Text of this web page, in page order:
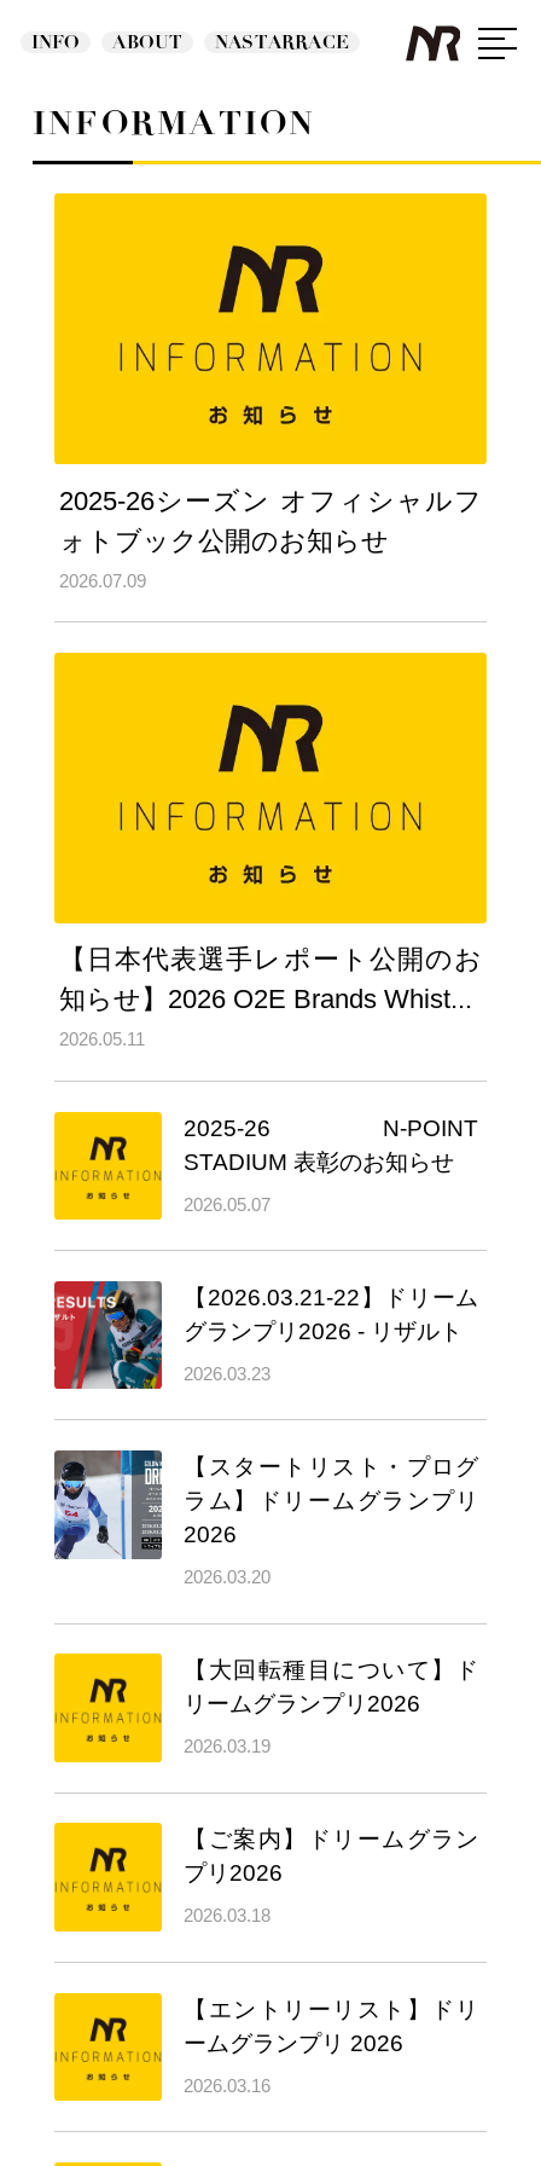
INFO ABOUT NASTARRACE
INFORMATION
2025-26シーズン オフィシャルフ
ォトブック公開のお知らせ
2026.07.09
【日本代表選手レポート公開のお
知らせ】2026 O2E Brands Whist...
2026.05.11
2025-26 N-POINT
STADIUM 表彰のお知らせ
2026.05.07
【2026.03.21-22】ドリーム
グランプリ2026 - リザルト
2026.03.23
【スタートリスト・プログ
ラム】ドリームグランプリ
2026
2026.03.20
【大回転種目について】ド
リームグランプリ2026
2026.03.19
【ご案内】ドリームグラン
プリ2026
2026.03.18
【エントリーリスト】ドリ
ームグランプリ 2026
2026.03.16